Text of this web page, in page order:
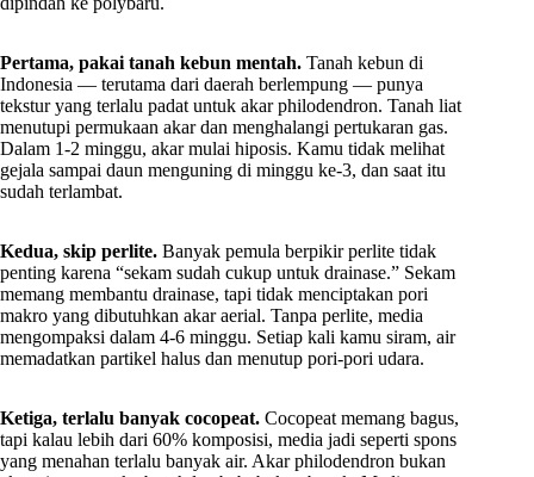
Pertama, pakai tanah kebun mentah. Tanah kebun di
Indonesia — terutama dari daerah berlempung — punya
tekstur yang terlalu padat untuk akar philodendron. Tanah liat
menutupi permukaan akar dan menghalangi pertukaran gas.
Dalam 1-2 minggu, akar mulai hiposis. Kamu tidak melihat
gejala sampai daun menguning di minggu ke-3, dan saat itu
sudah terlambat.
Kedua, skip perlite. Banyak pemula berpikir perlite tidak
penting karena “sekam sudah cukup untuk drainase.” Sekam
memang membantu drainase, tapi tidak menciptakan pori
makro yang dibutuhkan akar aerial. Tanpa perlite, media
mengompaksi dalam 4-6 minggu. Setiap kali kamu siram, air
memadatkan partikel halus dan menutup pori-pori udara.
Ketiga, terlalu banyak cocopeat. Cocopeat memang bagus,
tapi kalau lebih dari 60% komposisi, media jadi seperti spons
yang menahan terlalu banyak air. Akar philodendron bukan